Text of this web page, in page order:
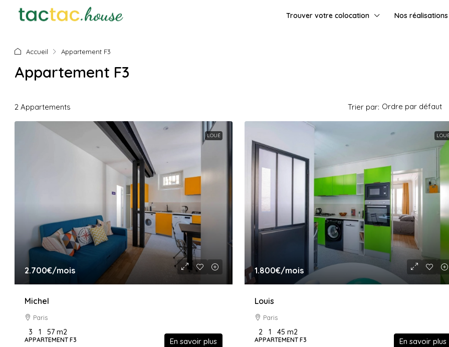
Trouver votre colocation Nos réalisations
Accueil Appartement F3
Appartement F3
2 Appartements Trier par: Ordre par défaut
LOUÉ
2.700€/mois
Michel
Paris
3 1 57 m2
APPARTEMENT F3 En savoir plus
1.800€/mois
Louis
Paris
2 1 45 m2
APPARTEMENT F3 En savoir plus